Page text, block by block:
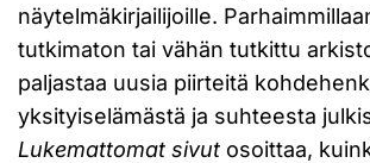
näytelmäkirjailijoille.
tutkimaton tai vähän tutkittu
paljastaa uusia piirteitä
yksityiselämästä ja suhteesta
Lukemattomat sivut osoittaa,